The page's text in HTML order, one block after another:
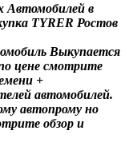
Автомобилей в
TYRER Ростов
Выкупается
цене смотрите
+
автомобилей.
автопрому но
обзор и